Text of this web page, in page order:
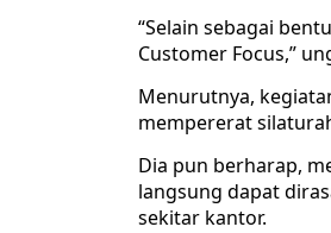
“Selain sebagai
Customer Focus,”
Menurutnya,
mempererat
Dia pun berharap,
langsung dapat
sekitar kantor.